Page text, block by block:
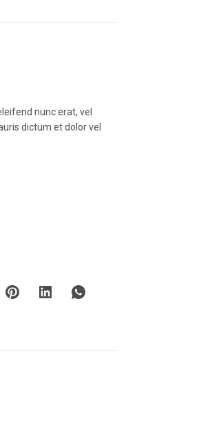
nunc erat, vel
dictum et dolor vel